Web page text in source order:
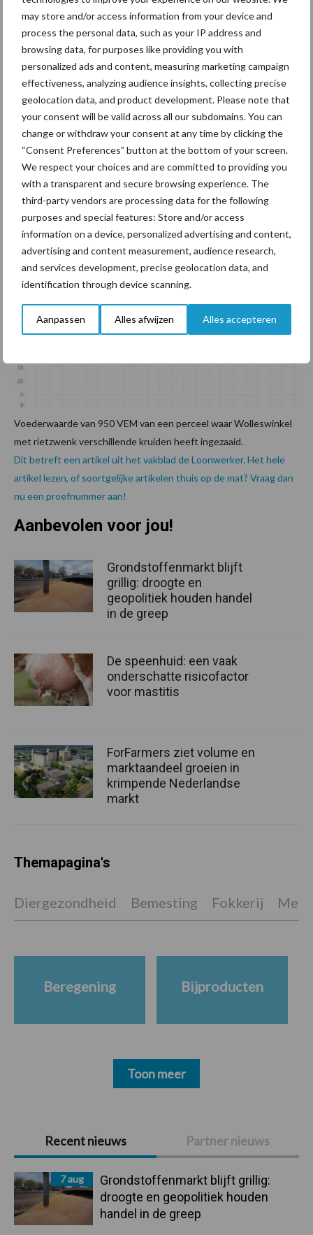
may store and/or access information from your device and
process the personal data, such as your IP address and
browsing data, for purposes like providing you with
personalized ads and content, measuring marketing campaign
effectiveness, analyzing audience insights, collecting precise
geolocation data, and product development. Please note that
your consent will be valid across all our subdomains. You can
change or withdraw your consent at any time by clicking the
“Consent Preferences” button at the bottom of your screen.
We respect your choices and are committed to providing you
with a transparent and secure browsing experience. The
third-party vendors are processing data for the following
purposes and special features: Store and/or access
information on a device, personalized advertising and content,
advertising and content measurement, audience research,
and services development, precise geolocation data, and
identification through device scanning.
Aanpassen Alles afwijzen Alles accepteren
ruimte.” De slagingskans van de kruiden wordt groter als gras kort
gemaaid is. Door het aanbrengen van de stroken lijkt het werken
met de frees meer op herinzaaien dan doorzaaien. Daarmee wordt
ingespeeld op de wetenschap dat kruiden het beste gedijen in
zwarte grond.
Doorzaaien met een wiedeg hoeven we niet helemaal af te
schrijven. Om bij te zaaien kan een machine als de Vredo M50,
een beproefde techniek bij sportvelden, goed werken. “Het
advies is dan wel om liever twee keer te zaaien, dan één keer heel
veel zaad. In het buitenland zaaien ze sowieso veel minder,
maximaal vijf tot zes kilo met jaar”, laat Hendrik Nagelhoud van DLF
weten.
Voederwaarde van 950 VEM van een perceel waar Wolleswinkel
met rietzwenk verschillende kruiden heeft ingezaaid.
Dit betreft een artikel uit het vakblad de Loonwerker. Het hele
artikel lezen, of soortgelijke artikelen thuis op de mat? Vraag dan
nu een proefnummer aan!
Primaire
Sidebar
Recent nieuws Partner nieuws
7 aug
Grondstoffenmarkt blijft grillig:
droogte en geopolitiek houden
handel in de greep
Aanbevolen voor jou!
Grondstoffenmarkt blijft
grillig: droogte en
geopolitiek houden handel
in de greep
De speenhuid: een vaak
onderschatte risicofactor
voor mastitis
ForFarmers ziet volume en
marktaandeel groeien in
krimpende Nederlandse
markt
Themapagina's
Diergezondheid Bemesting Fokkerij
Beregening Bijproducten
Toon meer